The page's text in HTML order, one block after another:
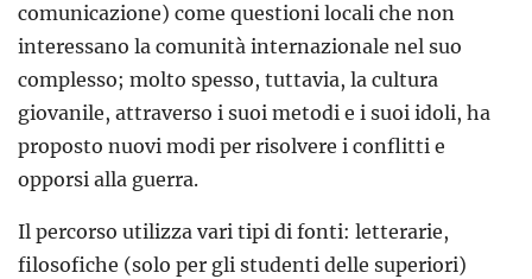
comunicazione) come questioni locali che non
interessano la comunità internazionale nel suo
complesso; molto spesso, tuttavia, la cultura
giovanile, attraverso i suoi metodi e i suoi idoli, ha
proposto nuovi modi per risolvere i conflitti e
opporsi alla guerra.
Il percorso utilizza vari tipi di fonti: letterarie,
filosofiche (solo per gli studenti delle superiori)